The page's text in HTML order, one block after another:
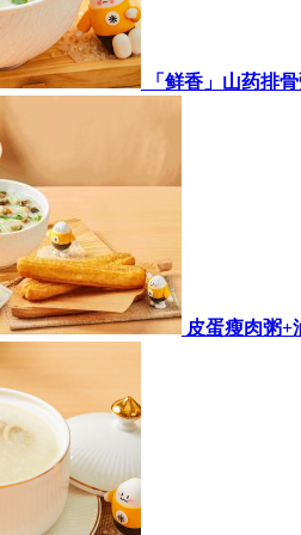
「鲜香」山药排
皮蛋瘦肉粥+